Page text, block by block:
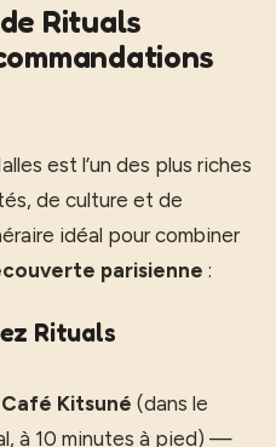
Rituals
est l’un des plus riches
de culture et de
idéal pour combiner
parisienne :
Rituals
Kitsuné (dans le
à 10 minutes à pied) —